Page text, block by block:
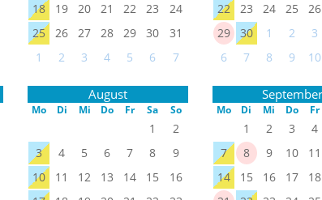
18
19 20 21 22 23
24
25
26 27 28 29 30
31
1
2 3 4 5 6 7
22
23 24 25 26
29
30 1 2 3
6
7 8 9 10
August
Mo Di Mi Do Fr Sa So
1
2
3
4 5 6 7 8
9
10
11 12 13 14 15
16
September
Mo Di Mi Do Fr
1 2 3 4
7
8 9 10 11
14
15 16 17 18